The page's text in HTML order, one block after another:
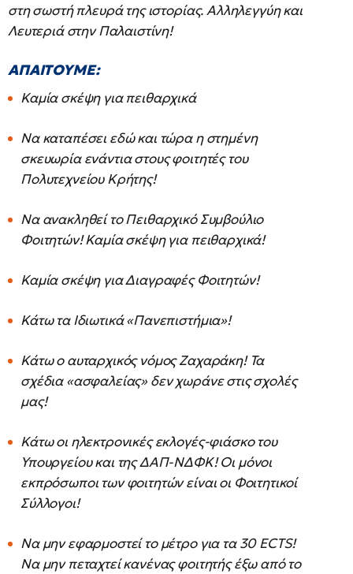
στη σωστή πλευρά της ιστορίας. Αλληλεγγύη και
Λευτεριά στην Παλαιστίνη!
ΑΠΑΙΤΟΥΜΕ:
Καμία σκέψη για πειθαρχικά
Να καταπέσει εδώ και τώρα η στημένη
σκευωρία ενάντια στους φοιτητές του
Πολυτεχνείου Κρήτης!
Να ανακληθεί το Πειθαρχικό Συμβούλιο
Φοιτητών! Καμία σκέψη για πειθαρχικά!
Καμία σκέψη για Διαγραφές Φοιτητών!
Κάτω τα Ιδιωτικά «Πανεπιστήμια»!
Κάτω ο αυταρχικός νόμος Ζαχαράκη! Τα
σχέδια «ασφαλείας» δεν χωράνε στις σχολές
μας!
Κάτω οι ηλεκτρονικές εκλογές-φιάσκο του
Υπουργείου και της ΔΑΠ-ΝΔΦΚ! Οι μόνοι
εκπρόσωποι των φοιτητών είναι οι Φοιτητικοί
Σύλλογοι!
Να μην εφαρμοστεί το μέτρο για τα 30 ECTS!
Να μην πεταχτεί κανένας φοιτητής έξω από το